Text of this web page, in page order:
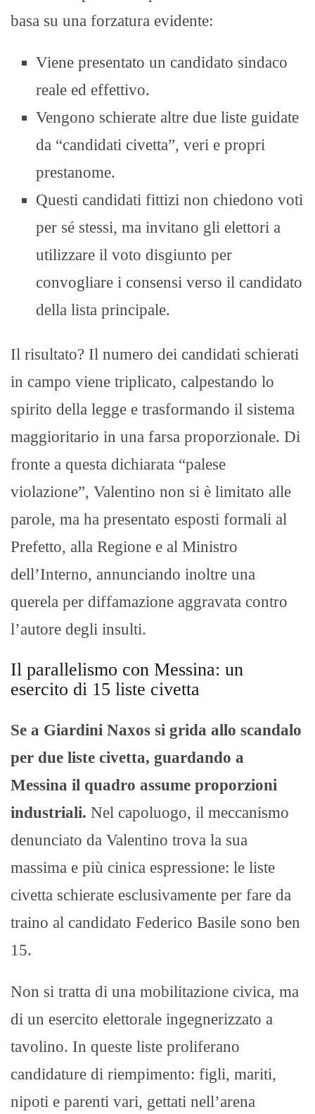
basa su una forzatura evidente:
Viene presentato un candidato sindaco
reale ed effettivo.
Vengono schierate altre due liste guidate
da “candidati civetta”, veri e propri
prestanome.
Questi candidati fittizi non chiedono voti
per sé stessi, ma invitano gli elettori a
utilizzare il voto disgiunto per
convogliare i consensi verso il candidato
della lista principale.
Il risultato? Il numero dei candidati schierati
in campo viene triplicato, calpestando lo
spirito della legge e trasformando il sistema
maggioritario in una farsa proporzionale. Di
fronte a questa dichiarata “palese
violazione”, Valentino non si è limitato alle
parole, ma ha presentato esposti formali al
Prefetto, alla Regione e al Ministro
dell’Interno, annunciando inoltre una
querela per diffamazione aggravata contro
l’autore degli insulti.
Il parallelismo con Messina: un
esercito di 15 liste civetta
Se a Giardini Naxos si grida allo scandalo
per due liste civetta, guardando a
Messina il quadro assume proporzioni
industriali. Nel capoluogo, il meccanismo
denunciato da Valentino trova la sua
massima e più cinica espressione: le liste
civetta schierate esclusivamente per fare da
traino al candidato Federico Basile sono ben
15.
Non si tratta di una mobilitazione civica, ma
di un esercito elettorale ingegnerizzato a
tavolino. In queste liste proliferano
candidature di riempimento: figli, mariti,
nipoti e parenti vari, gettati nell’arena